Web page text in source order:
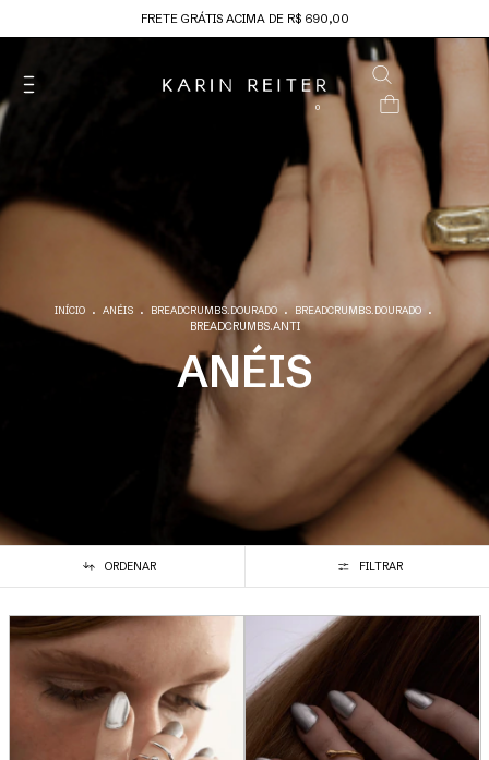
FRETE GRÁTIS ACIMA DE R$ 690,00
0
INÍCIO . ANÉIS . BREADCRUMBS.DOURADO . BREADCRUMBS.DOURADO .
BREADCRUMBS.ANTI
ANÉIS
ORDENAR FILTRAR